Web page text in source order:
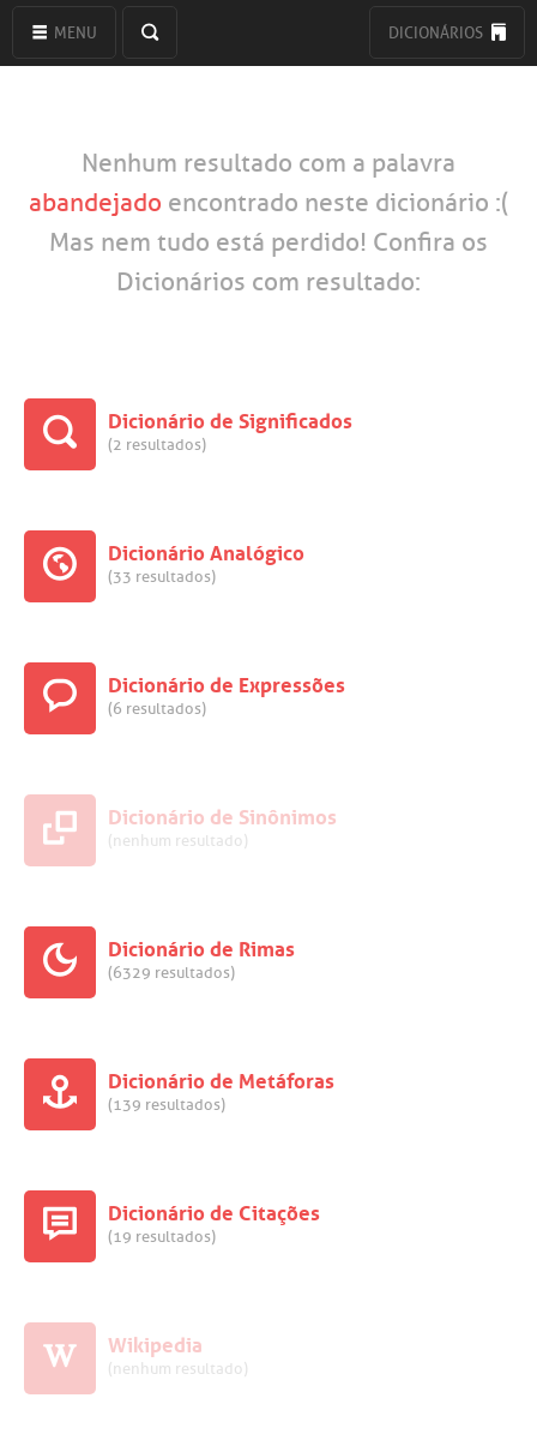
MENU DICIONÁRIOS
Nenhum resultado com a palavra
abandejado encontrado neste dicionário :(
Mas nem tudo está perdido! Confira os
Dicionários com resultado:
Dicionário de Significados
(2 resultados)
Dicionário Analógico
(33 resultados)
Dicionário de Expressões
(6 resultados)
Dicionário de Sinônimos
(nenhum resultado)
Dicionário de Rimas
(6329 resultados)
Dicionário de Metáforas
(139 resultados)
Dicionário de Citações
(19 resultados)
Wikipedia
(nenhum resultado)